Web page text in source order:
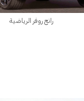
رانج روفر الرياضية